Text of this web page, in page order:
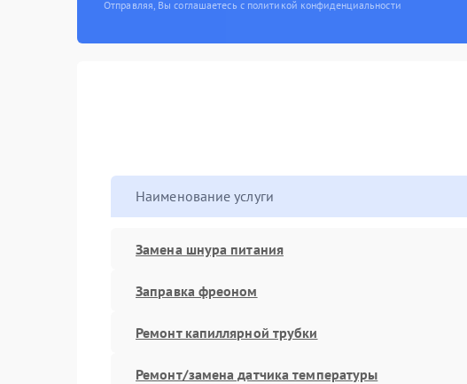
Отправляя, Вы соглашаетесь с политикой конфиденциальности
Наименование услуги
Замена шнура питания
Заправка фреоном
Ремонт капиллярной трубки
Ремонт/замена датчика температуры